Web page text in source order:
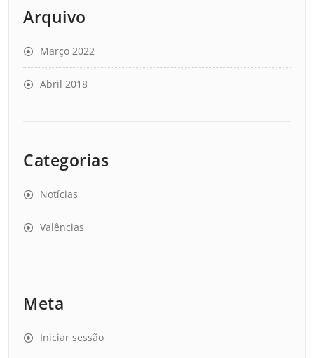
Arquivo
Março 2022
Abril 2018
Categorias
Notícias
Valências
Meta
Iniciar sessão